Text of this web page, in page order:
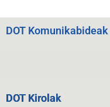
DOT Komunikabideak
DOT Kirolak